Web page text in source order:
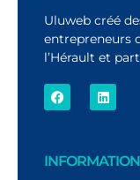
Uluweb créé
entrepreneurs
l’Hérault et